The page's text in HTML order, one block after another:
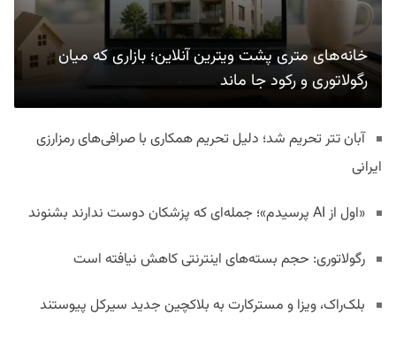
خانه‌های متری پشت ویترین آنلاین؛ بازاری که میان
رگولاتوری و رکود جا ماند
آبان تتر تحریم شد؛ دلیل تحریم همکاری با صرافی‌های رمزارزی
ایرانی
«اول از AI پرسیدم»؛ جمله‌ای که پزشکان دوست ندارند بشنوند
رگولاتوری: حجم بسته‌های اینترنتی کاهش نیافته است
بلک‌راک، ویزا و مسترکارت به بلاکچین جدید سیرکل پیوستند